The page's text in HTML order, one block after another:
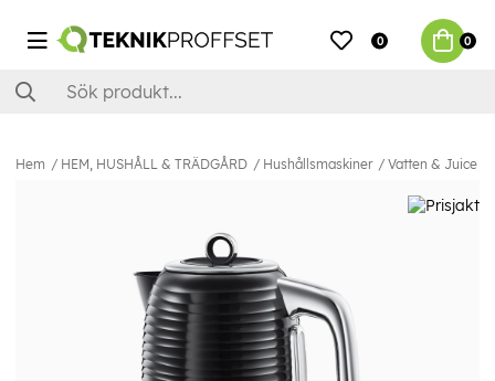
0 0
Hem HEM, HUSHÅLL & TRÄDGÅRD Hushållsmaskiner Vatten & Juice